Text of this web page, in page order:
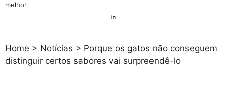
melhor.
Home > Notícias > Porque os gatos não conseguem
distinguir certos sabores vai surpreendê-lo